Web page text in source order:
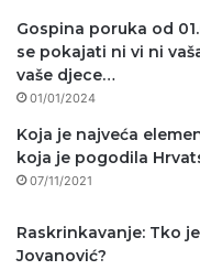
Gospina poruka od
se pokajati ni vi ni
vaše djece…
01/01/2024
Koja je najveća
koja je pogodila
07/11/2021
Raskrinkavanje: Tko
Jovanović?